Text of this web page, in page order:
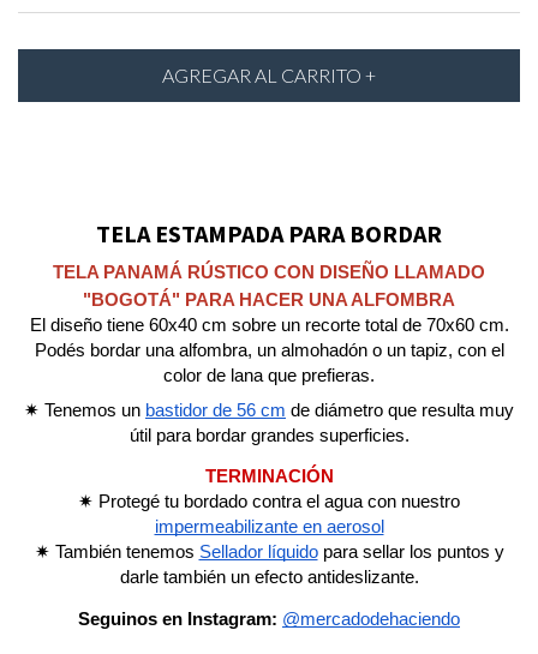
TELA ESTAMPADA PARA BORDAR
TELA PANAMÁ RÚSTICO CON DISEÑO LLAMADO
"BOGOTÁ" PARA HACER UNA ALFOMBRA
El diseño tiene 60x40 cm sobre un recorte total de 70x60 cm.
Podés bordar una alfombra, un almohadón o un tapiz, con el
color de lana que prefieras.
✷ Tenemos un bastidor de 56 cm de diámetro que resulta muy
útil para bordar grandes superficies.
TERMINACIÓN
✷ Protegé tu bordado contra el agua con nuestro
impermeabilizante en aerosol
✷ También tenemos Sellador líquidopara sellar los puntos y
darle también un efecto antideslizante.
Seguinos en Instagram: @mercadodehaciendo